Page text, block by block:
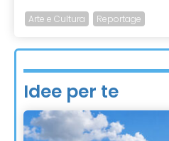
Arte e Cultura Reportage
Idee per te